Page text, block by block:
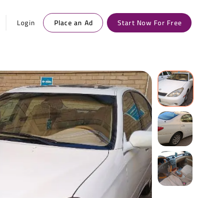
Login Place an Ad Start Now For Free